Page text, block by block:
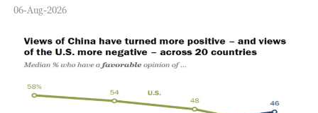
06-Aug-2026